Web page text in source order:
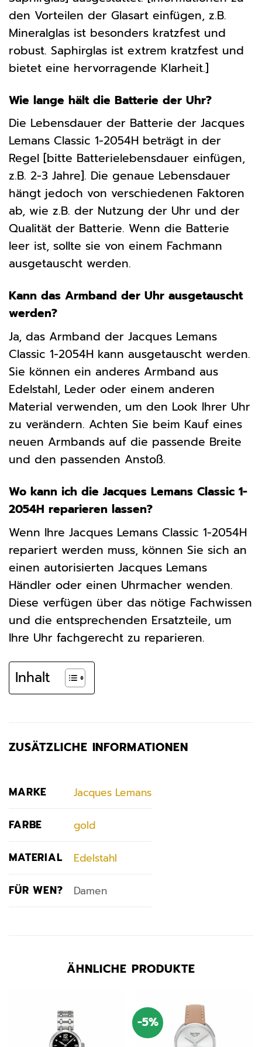
den Vorteilen der Glasart einfügen, z.B.
Mineralglas ist besonders kratzfest und
robust. Saphirglas ist extrem kratzfest und
bietet eine hervorragende Klarheit.]
Wie lange hält die Batterie der Uhr?
Die Lebensdauer der Batterie der Jacques
Lemans Classic 1-2054H beträgt in der
Regel [bitte Batterielebensdauer einfügen,
z.B. 2-3 Jahre]. Die genaue Lebensdauer
hängt jedoch von verschiedenen Faktoren
ab, wie z.B. der Nutzung der Uhr und der
Qualität der Batterie. Wenn die Batterie
leer ist, sollte sie von einem Fachmann
ausgetauscht werden.
Kann das Armband der Uhr ausgetauscht
werden?
Ja, das Armband der Jacques Lemans
Classic 1-2054H kann ausgetauscht werden.
Sie können ein anderes Armband aus
Edelstahl, Leder oder einem anderen
Material verwenden, um den Look Ihrer Uhr
zu verändern. Achten Sie beim Kauf eines
neuen Armbands auf die passende Breite
und den passenden Anstoß.
Wo kann ich die Jacques Lemans Classic 1-
2054H reparieren lassen?
Wenn Ihre Jacques Lemans Classic 1-2054H
repariert werden muss, können Sie sich an
einen autorisierten Jacques Lemans
Händler oder einen Uhrmacher wenden.
Diese verfügen über das nötige Fachwissen
und die entsprechenden Ersatzteile, um
Ihre Uhr fachgerecht zu reparieren.
Inhalt
ZUSÄTZLICHE INFORMATIONEN
MARKE Jacques Lemans
FARBE gold
MATERIAL Edelstahl
FÜR WEN? Damen
ÄHNLICHE PRODUKTE
-5%